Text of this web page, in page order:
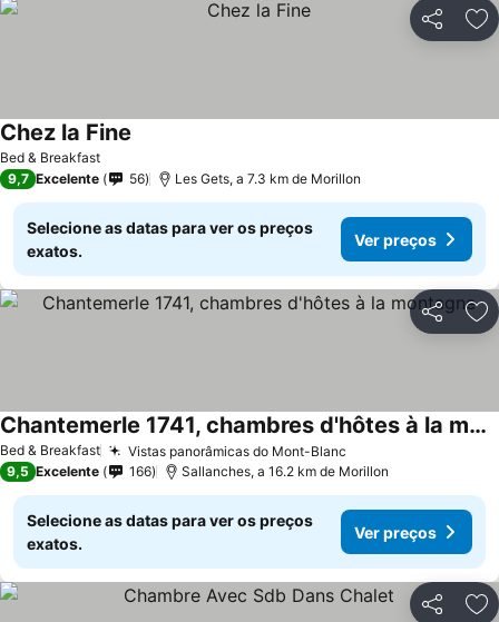
Partilhar
Bed & Breakfast
Chez la Fine
9,7 Excelente 56 Les Gets, a 7.3 km de Morillon
Selecione as datas para ver os preços
exatos.
Ver preços
Partilhar
Bed & Breakfast Vistas panorâmicas do Mont-Blanc
Chantemerle 1741, chambres d'hôtes à la montagne
Ver preços
9,5 Excelente 166 Sallanches, a 16.2 km de Morillon
Selecione as datas para ver os preços
exatos.
Ver preços
Partilhar